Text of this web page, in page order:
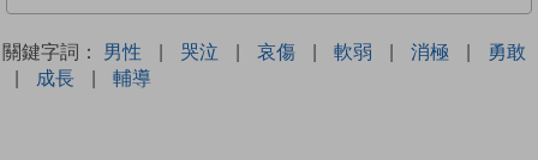
關鍵字詞： 男性 | 哭泣 | 哀傷 | 軟弱 | 消極 |
勇敢
|
成長 | 輔導